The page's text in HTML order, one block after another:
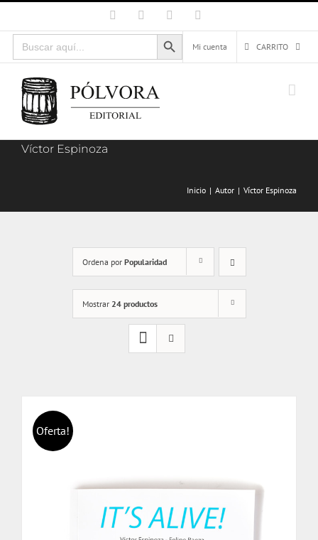
al
contenido
Facebook Instagram
Buscar:
Botón de búsqueda
Mi cuenta
CARRITO
Víctor Espinoza
Inicio Autor Víctor Espinoza
Ordena por Popularidad
Mostrar 24 productos
Oferta!